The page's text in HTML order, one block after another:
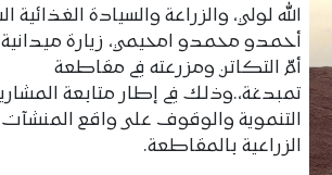
الله لولي، والزراعة والسيادة الغذائية
أحمدو محمدو امحيمي، زيارة
أمّ التكاتن ومزرعته في مقاطعة
تمبدغة،.وذلك في إطار متابعة
التنموية والوقوف على واقع المنشآت
الزراعية بالمقاطعة.